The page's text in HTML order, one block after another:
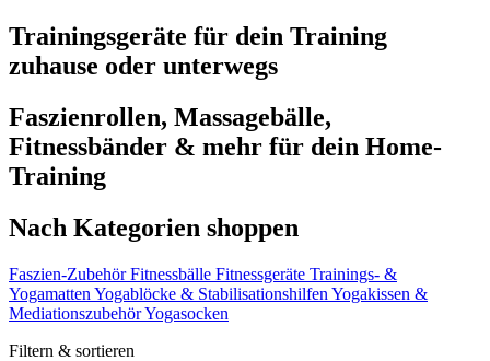
Trainingsgeräte für dein Training
zuhause oder unterwegs
Faszienrollen, Massagebälle,
Fitnessbänder & mehr für dein Home-
Training
Nach Kategorien shoppen
Faszien-Zubehör Fitnessbälle Fitnessgeräte Trainings- &
Yogamatten Yogablöcke & Stabilisationshilfen Yogakissen &
MediationszubehörYogasocken
Filtern & sortieren